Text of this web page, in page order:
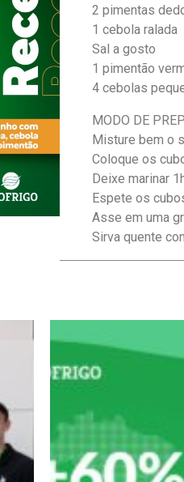
2 pimentas
1 cebola ralada
Sal a gosto
1 pimentão
4 cebolas
MODO DE
Misture bem o
Coloque os
Deixe marinar
Espete os
Asse em uma
Sirva quente